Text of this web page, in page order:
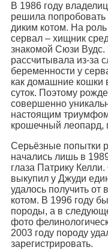
В 1986 году
решила попробовать
диким котом. На
сервал – хищник
знакомой Сюзи
рассчитывала из-за
беременности у
как домашние
суток. Поэтому
совершенно
настоящим
крошечный леопард,
Серьёзные попытки
начались лишь в
глаза Патрику
выкупил у Джуди
удалось получить
котом. В 1996 году
породы, а в
фото
2003 году породу
зарегистрировать.